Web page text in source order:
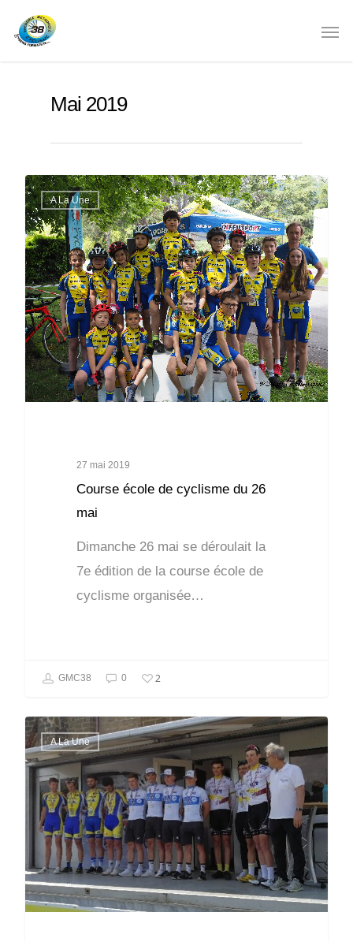
Mai 2019
A La Une
27 mai 2019
Course école de cyclisme du 26
mai
Dimanche 26 mai se déroulait la
7e édition de la course école de
cyclisme organisée…
GMC38 0 2
A La Une